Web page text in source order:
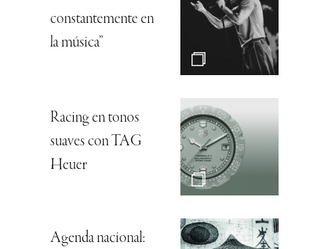
constantemente en
la música”
Racing en tonos
suaves con TAG
Heuer
Agenda nacional: